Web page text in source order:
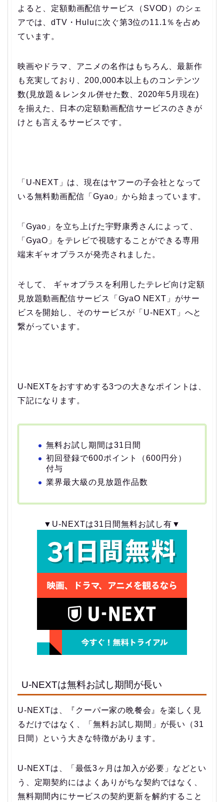
よると、定額動画配信サービス（SVOD）のシェ
アでは、dTV・Huluに次ぐ第3位の11.1％を占め
ています。
映画やドラマ、アニメの名作はもちろん、最新作
も充実しており、200,000本以上ものコンテンツ
数(見放題＆レンタル併せた数、2020年5月現在)
を揃えた、日本の定額動画配信サービスのさきが
けとも言えるサービスです。
「U-NEXT」は、現在はヤフーの子会社となって
いる無料動画配信「Gyao」から始まっています。
「Gyao」を立ち上げた宇野康秀さんによって、
「GyaO」をテレビで視聴することができる専用
端末ギャオプラスが発売されました。
そして、 ギャオプラスを利用したテレビ向け定額
見放題動画配信サービス「GyaO NEXT」がサー
ビスを開始し、そのサービスが「U-NEXT」へと
繋がっています。
U-NEXTをおすすめする3つの大きなポイントは、
下記になります。
無料お試し期間は31日間
初回登録で600ポイント（600円分）
付与
業界最大級の見放題作品数
▼U-NEXTは31日間無料お試し有▼
U-NEXTは無料お試し期間が長い
U-NEXTは、『クーパー家の晩餐会』を楽しく見
るだけではなく、「無料お試し期間」が長い（31
日間）という大きな特徴があります。
U-NEXTは、「最低3ヶ月は加入が必要」などとい
う、定期契約にはよくありがちな契約ではなく、
無料期間内にサービスの契約更新を解約すること